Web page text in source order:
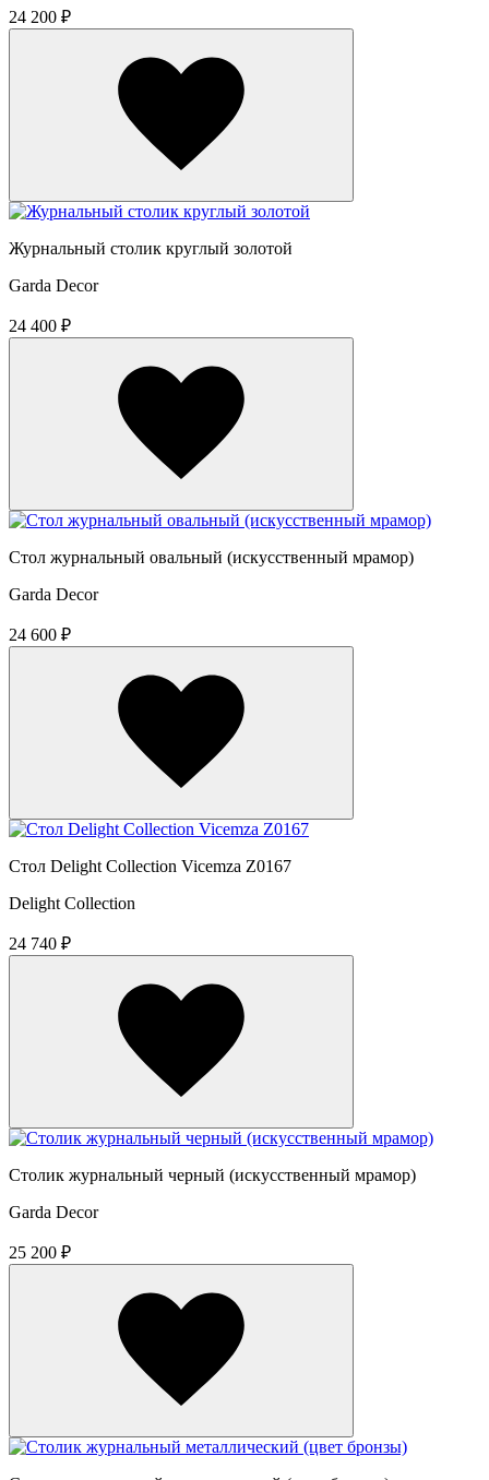
24 200 ₽
Журнальный столик круглый золотой
Garda Decor
24 400 ₽
Стол журнальный овальный (искусственный мрамор)
Garda Decor
24 600 ₽
Стол Delight Collection Vicemza Z0167
Delight Collection
24 740 ₽
Столик журнальный черный (искусственный мрамор)
Garda Decor
25 200 ₽